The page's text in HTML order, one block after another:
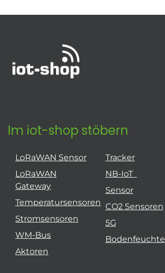
Im iot-shop stöbern
LoRaWAN Sensor
LoRaWAN
Gateway
Temperatursensoren
Stromsensoren
WM-Bus
Aktoren
Tracker
NB-IoT
Sensor
CO2 Sensoren
5G
Bodenfeuchte